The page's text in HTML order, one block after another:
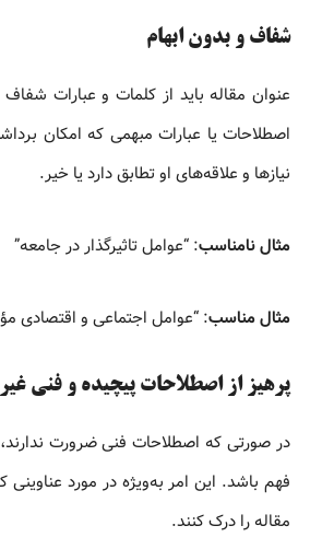
شفاف و بدون ابهام
عنوان مقاله باید از کلمات و عبارات
اصطلاحات یا عبارات مبهمی که امکان
نیازها و علاقه‌های او تطابق دارد یا خیر.
مثال نامناسب: “عوامل تاثیرگذار در جامعه”
مثال مناسب: “عوامل اجتماعی و اقتصادی
پرهیز از اصطلاحات پیچیده و فنی
در صورتی که اصطلاحات فنی ضرورت
فهم باشد. این امر به‌ویژه در مورد
مقاله را درک کنند.